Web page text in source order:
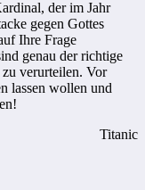
der im Jahr
gegen Gottes
Ihre Frage
genau der richtige
verurteilen. Vor
lassen wollen und
Titanic